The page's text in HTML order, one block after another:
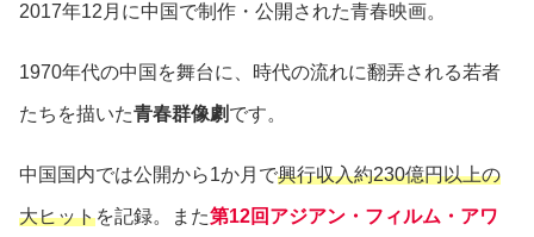
2017年12月に中国で制作・公開された青春映画。
1970年代の中国を舞台に、時代の流れに翻弄される若者
たちを描いた青春群像劇 です。
中国国内では公開から1か月で興行収入約230億円以上の
大ヒットを記録。また第12回アジアン・フィルム・アワ